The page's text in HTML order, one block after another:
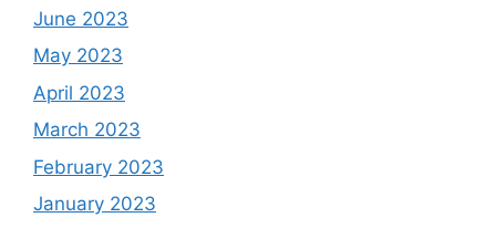
June 2023
May 2023
April 2023
March 2023
February 2023
January 2023